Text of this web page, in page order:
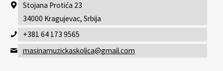
Stojana Protića 23
34000 Kragujevac, Srbija
+381 64 173 9565
masinamuzickaskolica@gmail.com